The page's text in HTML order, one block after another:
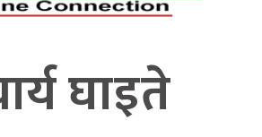
घाइते